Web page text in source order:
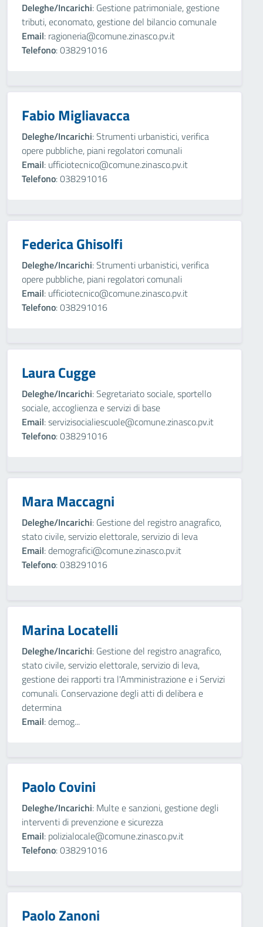
Deleghe/Incarichi: Gestione patrimoniale, gestione
tributi, economato, gestione del bilancio comunale
Email: ragioneria@comune.zinasco.pv.it
Telefono: 038291016
Fabio Migliavacca
Deleghe/Incarichi: Strumenti urbanistici, verifica
opere pubbliche, piani regolatori comunali
Email: ufficiotecnico@comune.zinasco.pv.it
Telefono: 038291016
Federica Ghisolfi
Deleghe/Incarichi: Strumenti urbanistici, verifica
opere pubbliche, piani regolatori comunali
Email: ufficiotecnico@comune.zinasco.pv.it
Telefono: 038291016
Laura Cugge
Deleghe/Incarichi: Segretariato sociale, sportello
sociale, accoglienza e servizi di base
Email: servizisocialiescuole@comune.zinasco.pv.it
Telefono: 038291016
Mara Maccagni
Deleghe/Incarichi: Gestione del registro anagrafico,
stato civile, servizio elettorale, servizio di leva
Email: demografici@comune.zinasco.pv.it
Telefono: 038291016
Marina Locatelli
Deleghe/Incarichi: Gestione del registro anagrafico,
stato civile, servizio elettorale, servizio di leva,
gestione dei rapporti tra l'Amministrazione e i Servizi
comunali. Conservazione degli atti di delibera e
determina
Email: demog...
Paolo Covini
Deleghe/Incarichi: Multe e sanzioni, gestione degli
interventi di prevenzione e sicurezza
Email: polizialocale@comune.zinasco.pv.it
Telefono: 038291016
Paolo Zanoni